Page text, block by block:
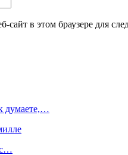
в этом браузере для
думаете,…
с…